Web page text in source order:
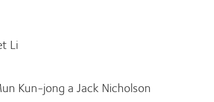
Li
Kun-jong a Jack Nicholson